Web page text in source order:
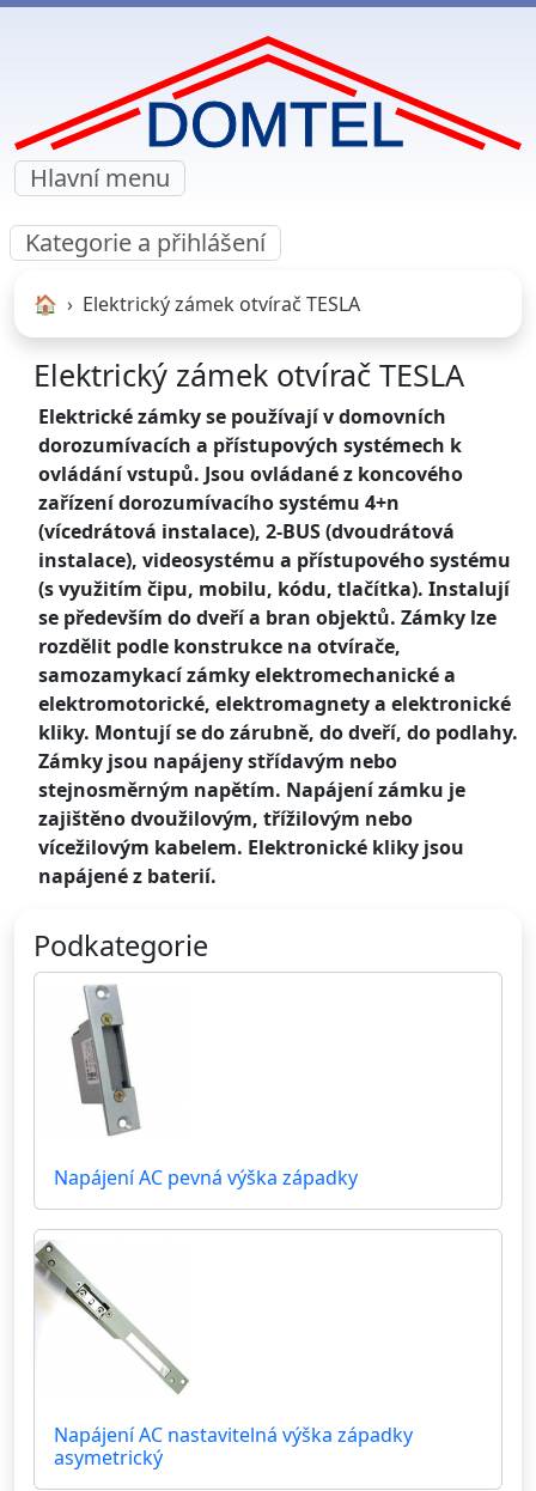
Hlavní menu
Kategorie a přihlášení
🏠︎ Elektrický zámek otvírač TESLA
Elektrický zámek otvírač TESLA
Elektrické zámky se používají v domovních
dorozumívacích a přístupových systémech k
ovládání vstupů. Jsou ovládané z koncového
zařízení dorozumívacího systému 4+n
(vícedrátová instalace), 2-BUS (dvoudrátová
instalace), videosystému a přístupového systému
(s využitím čipu, mobilu, kódu, tlačítka). Instalují
se především do dveří a bran objektů. Zámky lze
rozdělit podle konstrukce na otvírače,
samozamykací zámky elektromechanické a
elektromotorické, elektromagnety a elektronické
kliky. Montují se do zárubně, do dveří, do podlahy.
Zámky jsou napájeny střídavým nebo
stejnosměrným napětím. Napájení zámku je
zajištěno dvoužilovým, třížilovým nebo
vícežilovým kabelem. Elektronické kliky jsou
napájené z baterií.
Podkategorie
Napájení AC pevná výška západky
Napájení AC nastavitelná výška západky
asymetrický